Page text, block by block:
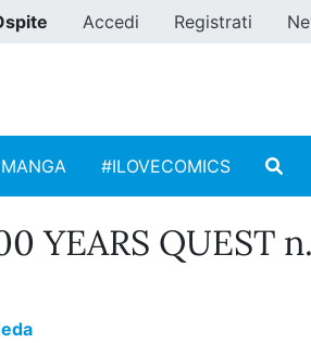
Accedi Registrati
#ILOVECOMICS
YEARS QUEST